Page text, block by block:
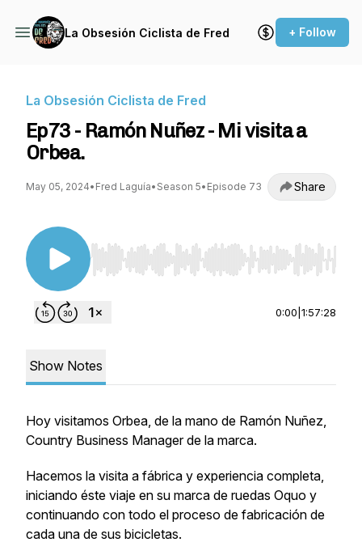
La Obsesión Ciclista de Fred + Follow
La Obsesión Ciclista de Fred
Ep73 - Ramón Nuñez - Mi visita a
Orbea.
May 05, 2024• Fred Laguía• Season 5• Episode 73 Share
Use Left/Right to seek, Home/End to jump to
0:00 1:57:28
Show Notes
Hoy visitamos Orbea, de la mano de Ramón Nuñez,
Country Business Manager de la marca.
Hacemos la visita a fábrica y experiencia completa,
iniciando éste viaje en su marca de ruedas Oquo y
continuando con todo el proceso de fabricación de
cada una de sus bicicletas.